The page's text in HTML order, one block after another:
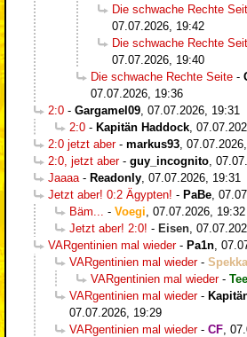
Die schwache Rechte
07.07.2026, 19:42
Die schwache Rechte
07.07.2026, 19:40
Die schwache Rechte Seite -
07.07.2026, 19:36
2:0 - Gargamel09 07.07.2026, 19:31
2:0 - Kapitän Haddock
2:0 jetzt aber- markus93
2:0, jetzt aber- guy_incognito
Jaaaa - Readonly 07.07.2026, 19:31
Jetzt aber! 0:2 Ägypten! - PaBe
Bäm...
- Voegi 07.07.2026, 19:32
Jetzt aber! 2:0! - Eisen
VARgentinien mal wieder- Pa1n
VARgentinien mal wieder- Spekka
VARgentinien mal wieder-
VARgentinien mal wieder-
07.07.2026, 19:29
VARgentinien mal wieder- CF